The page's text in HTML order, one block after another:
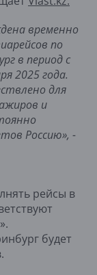
временно
по
в период с
2025 года.
для
и
Россию», -
рейсы в
будет